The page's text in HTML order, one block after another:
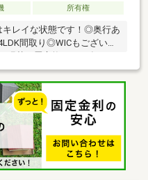
所有権
キレイな状態です！◎奥行あ
間取り◎WICもございま
覧いただけます！〇とにか
こいセールスはされたくな
えてほしい＼＼是非当社に